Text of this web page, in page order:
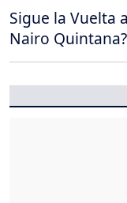
Sigue la Vuelta
Nairo Quintana?